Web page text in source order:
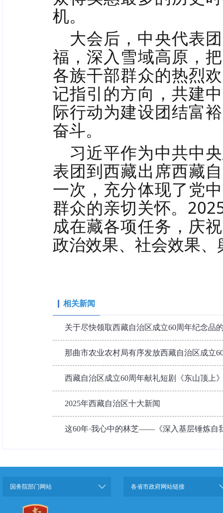
机。
大会后， 中央代表
福，深入雪域高原，
各族干部群众的热烈
记指引的方向，共建
际行动为建设团结富
奋斗。
习近平作为中共中
表团到西藏出席西藏
一次，充分体现了党
群众的亲切关怀。
成在藏各项任务，庆
政治效果、社会效果
相关新闻
关于尽快领取西藏自治区成立60周年纪念品
那曲市农业农村局有序发放西藏自治区成立
西藏自治区成立60周年献礼短剧《东山顶上
2025年西藏自治区十大新闻
这60年·我心中的林芝——《深入基层锤炼自
国务院部门网站 各省市政府网站链接